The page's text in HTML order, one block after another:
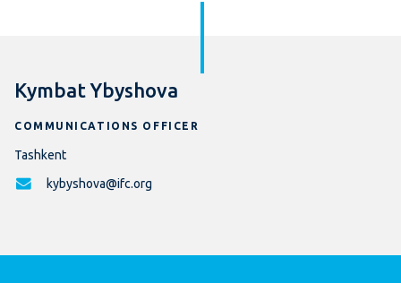
Kymbat Ybyshova
COMMUNICATIONS OFFICER
Tashkent
kybyshova@ifc.org